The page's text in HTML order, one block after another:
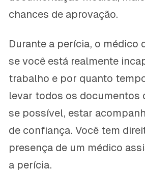
chances de aprovação.
Durante a perícia, o médico
se você está realmente
trabalho e por quanto
levar todos os documentos
se possível, estar
de confiança. Você tem
presença de um médico
a perícia.